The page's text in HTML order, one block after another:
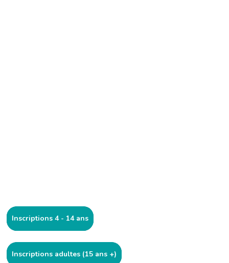
Inscriptions 4 - 14 ans
Inscriptions adultes (15 ans +)